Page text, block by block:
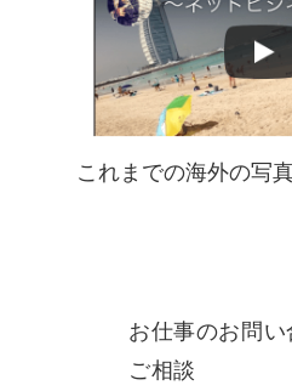
これまでの海外の写
お仕事のお問い
ご相談